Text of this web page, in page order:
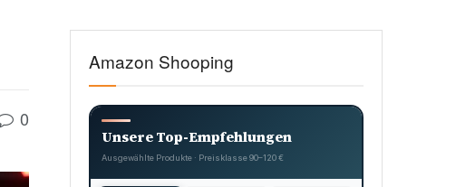
0
Amazon Shooping
Unsere Top-Empfehlungen
Ausgewählte Produkte · Preisklasse 90–120 €